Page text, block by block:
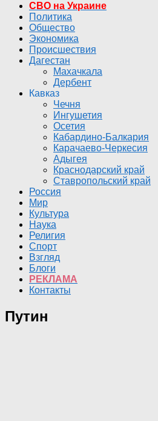
СВО на Украине
Политика
Общество
Экономика
Происшествия
Дагестан
Махачкала
Дербент
Кавказ
Чечня
Ингушетия
Осетия
Кабардино-Балкария
Карачаево-Черкесия
Адыгея
Краснодарский край
Ставропольский край
Россия
Мир
Культура
Наука
Религия
Спорт
Взгляд
Блоги
РЕКЛАМА
Контакты
Путин